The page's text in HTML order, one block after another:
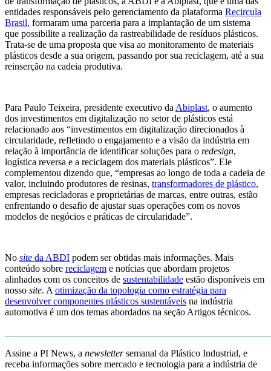
entidades responsáveis pelo gerenciamento da plataforma Recircula
Brasil, formaram uma parceria para a implantação de um sistema
que possibilite a realização da rastreabilidade de resíduos plásticos.
Trata-se de uma proposta que visa ao monitoramento de materiais
plásticos desde a sua origem, passando por sua reciclagem, até a sua
reinserção na cadeia produtiva.
Para Paulo Teixeira, presidente executivo daAbiplast, o aumento
dos investimentos em digitalização no setor de plásticos está
relacionado aos “investimentos em digitalização direcionados à
circularidade, refletindo o engajamento e a visão da indústria em
relação à importância de identificar soluções para o redesign,
logística reversa e a reciclagem dos materiais plásticos”. Ele
complementou dizendo que, “empresas ao longo de toda a cadeia de
valor, incluindo produtores de resinas, transformadores de plástico,
empresas recicladoras e proprietárias de marcas, entre outras, estão
enfrentando o desafio de ajustar suas operações com os novos
modelos de negócios e práticas de circularidade”.
No site da ABDI podem ser obtidas mais informações. Mais
conteúdo sobre reciclagem e notícias que abordam projetos
alinhados com os conceitos de sustentabilidade estão disponíveis em
nosso site. Aotimização da topologia como estratégia para
desenvolver componentes plásticos sustentáveis na indústria
automotiva é um dos temas abordados na seção Artigos técnicos.
Assine a PI News, a newslettersemanal da Plástico Industrial, e
receba informações sobre mercado e tecnologia para a indústria de